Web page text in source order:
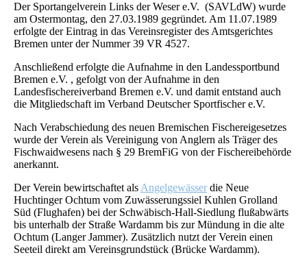
Der Sportangelverein Links der Weser e.V. (SAVLdW) wurde
am Ostermontag, den 27.03.1989 gegründet. Am 11.07.1989
erfolgte der Eintrag in das Vereinsregister des Amtsgerichtes
Bremen unter der Nummer 39 VR 4527.
Anschließend erfolgte die Aufnahme in den Landessportbund
Bremen e.V. , gefolgt von der Aufnahme in den
Landesfischereiverband Bremen e.V. und damit entstand auch
die Mitgliedschaft im Verband Deutscher Sportfischer e.V.
Nach Verabschiedung des neuen Bremischen Fischereigesetzes
wurde der Verein als Vereinigung von Anglern als Träger des
Fischwaidwesens nach § 29 BremFiG von der Fischereibehörde
anerkannt.
Der Verein bewirtschaftet als Angelgewässerdie Neue
Huchtinger Ochtum vom Zuwässerungssiel Kuhlen Grolland
Süd (Flughafen) bei der Schwäbisch-Hall-Siedlung flußabwärts
bis unterhalb der Straße Wardamm bis zur Mündung in die alte
Ochtum (Langer Jammer). Zusätzlich nutzt der Verein einen
Seeteil direkt am Vereinsgrundstück (Brücke Wardamm).